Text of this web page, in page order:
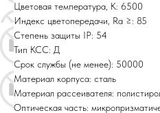
Цветовая температура, К: 6500
Индекс цветопередачи, Ra ≥: 85
Степень защиты IP: 54
Тип КСС: Д
Срок службы (не менее): 50000
Материал корпуса: сталь
Материал рассеивателя:
Оптическая часть: